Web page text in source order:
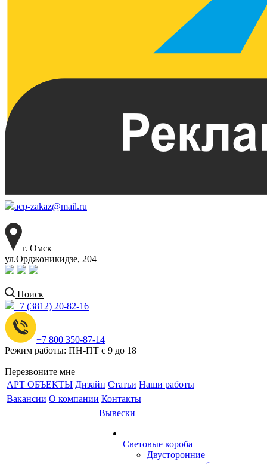
acp-zakaz@mail.ru
г. Омск
ул.Орджоникидзе, 204
Поиск
+7 (3812) 20-82-16
+7 800 350-87-14
Режим работы: ПН-ПТ с 9 до 18
Перезвоните мне
АРТ ОБЪЕКТЫ Дизайн Статьи Наши работы
Вакансии О компании Контакты
Вывески
Световые короба
Двусторонние